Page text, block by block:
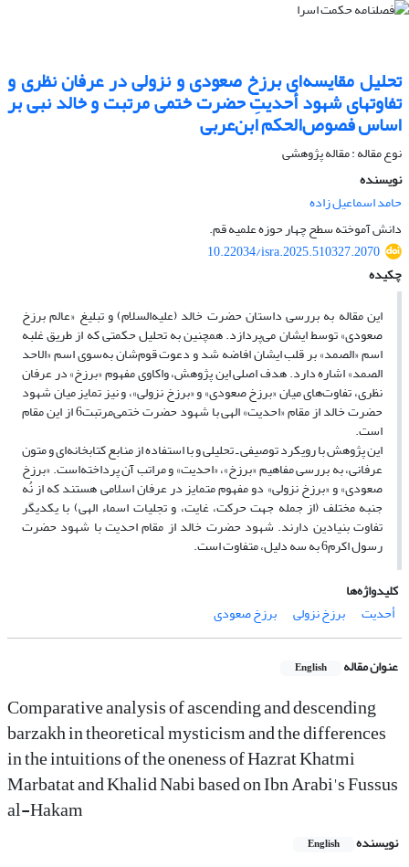
تحلیل مقایسه‌ای برزخ صعودی و نزولی در عرفان نظری و
تفاوتهای شهود أحدیتِ حضرت ختمی مرتبت و خالد نبی بر
اساس فصوص‌الحکم ابن‌عربی
نوع مقاله : مقاله پژوهشی
نویسنده
حامد اسماعیل زاده
دانش آموخته سطح چهار حوزه علمیه قم.
10.22034/isra.2025.510327.2070
چکیده
این مقاله به بررسی داستان حضرت خالد (علیه‌السلام) و تبلیغ «عالم برزخ
صعودی» توسط ایشان می‌پردازد. همچنین به تحلیل حکمتی که از طریق غلبه
اسم «الصمد» بر قلب ایشان افاضه شد و دعوت قوم‌شان به‌سوی اسم «الاحد
الصمد» اشاره دارد. هدف اصلی این پژوهش، واکاوی مفهوم «برزخ» در عرفان
نظری، تفاوت‌های میان «برزخ صعودی» و «برزخ نزولی»، و نیز تمایز میان شهود
حضرت خالد از مقام «احدیت» الهی با شهود حضرت ختمی‌مرتبت6 از این مقام
است.
این پژوهش با رویکرد توصیفی ـ تحلیلی و با استفاده از منابع کتابخانه‌ای و متون
عرفانی، به بررسی مفاهیم «برزخ»، «احدیت» و مراتب آن پرداخته‌است. «برزخ
صعودی» و «برزخ نزولی» دو مفهوم متمایز در عرفان اسلامی هستند که از نُه
جنبه مختلف (از جمله جهت حرکت، غایت، و تجلیات اسماء الهی) با یکدیگر
تفاوت بنیادین دارند. شهود حضرت خالد از مقام احدیت با شهود حضرت
رسول اکرم6 به سه دلیل، متفاوت است.
کلیدواژه‌ها
أحدیت
برزخ نزولی برزخ صعودی
عنوان مقاله English
Comparative analysis of ascending and descending
barzakh in theoretical mysticism and the differences
in the intuitions of the oneness of Hazrat Khatmi
Marbatat and Khalid Nabi based on Ibn Arabi's Fussus
al-Hakam
نویسنده English